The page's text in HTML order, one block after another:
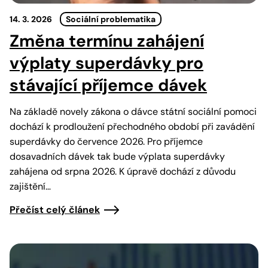
14. 3. 2026 Sociální problematika
Změna termínu zahájení
výplaty superdávky pro
stávající příjemce dávek
Na základě novely zákona o dávce státní sociální pomoci
dochází k prodloužení přechodného období při zavádění
superdávky do července 2026. Pro příjemce
dosavadních dávek tak bude výplata superdávky
zahájena od srpna 2026. K úpravě dochází z důvodu
zajištění…
Přečíst celý článek